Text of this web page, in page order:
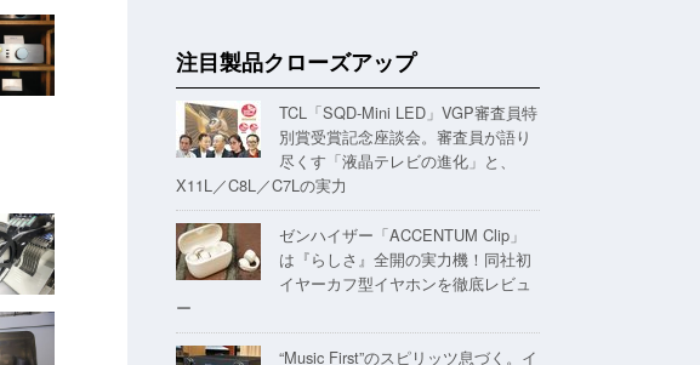
注目製品クローズアップ
TCL「SQD-Mini LED」VGP審査員特
別賞受賞記念座談会。審査員が語り
尽くす「液晶テレビの進化」と、
X11L／C8L／C7Lの実力
ゼンハイザー「ACCENTUM Clip」
は『らしさ』全開の実力機！同社初
イヤーカフ型イヤホンを徹底レビュ
ー
“Music First”のスピリッツ息づく。イ